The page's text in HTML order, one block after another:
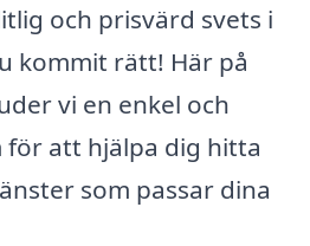
och prisvärd svets i
kommit rätt! Här på
vi en enkel och
att hjälpa dig hitta
som passar dina